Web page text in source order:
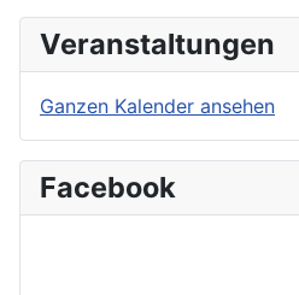
Veranstaltungen
Ganzen Kalender ansehen
Facebook